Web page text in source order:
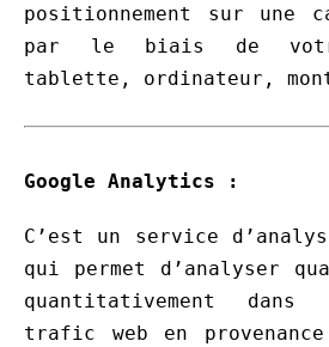
positionnement sur une
par le biais de votre
tablette, ordinateur,
Google Analytics :
C’est un service
qui permet d’analyser
quantitativement
trafic web en